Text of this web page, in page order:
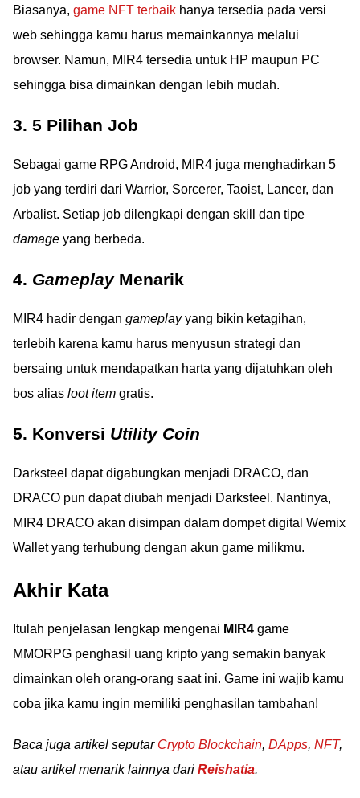
Biasanya, game NFT terbaik hanya tersedia pada versi
web sehingga kamu harus memainkannya melalui
browser. Namun, MIR4 tersedia untuk HP maupun PC
sehingga bisa dimainkan dengan lebih mudah.
3. 5 Pilihan Job
Sebagai game RPG Android, MIR4 juga menghadirkan 5
job yang terdiri dari Warrior, Sorcerer, Taoist, Lancer, dan
Arbalist. Setiap job dilengkapi dengan skill dan tipe
damage yang berbeda.
4. GameplayMenarik
MIR4 hadir dengan gameplayyang bikin ketagihan,
terlebih karena kamu harus menyusun strategi dan
bersaing untuk mendapatkan harta yang dijatuhkan oleh
bos alias loot item gratis.
5. Konversi Utility Coin
Darksteel dapat digabungkan menjadi DRACO, dan
DRACO pun dapat diubah menjadi Darksteel. Nantinya,
MIR4 DRACO akan disimpan dalam dompet digital Wemix
Wallet yang terhubung dengan akun game milikmu.
Akhir Kata
Itulah penjelasan lengkap mengenai MIR4 game
MMORPG penghasil uang kripto yang semakin banyak
dimainkan oleh orang-orang saat ini. Game ini wajib kamu
coba jika kamu ingin memiliki penghasilan tambahan!
Baca juga artikel seputar Crypto Blockchain, DApps, NFT,
atau artikel menarik lainnya dari Reishatia.